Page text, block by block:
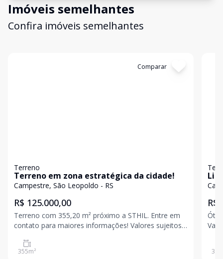
Imóveis semelhantes
Confira imóveis semelhantes
Comparar
Terreno
Terreno em zona estratégica da cidade!
Campestre, São Leopoldo - RS
R$ 125.000,00
Terreno com 355,20 m² próximo a STHIL. Entre em
contato para maiores informações! Valores sujeitos
355m²
R$
395